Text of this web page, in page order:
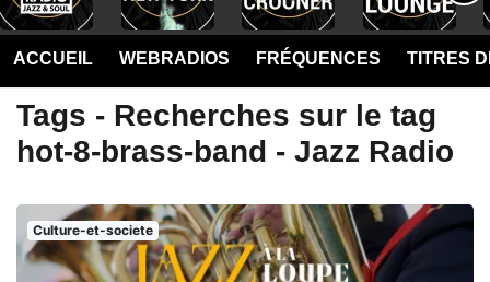
ACCUEIL WEBRADIOS FRÉQUENCES TITRES
Tags - Recherches sur le tag
hot-8-brass-band - Jazz Radio
Culture-et-societe